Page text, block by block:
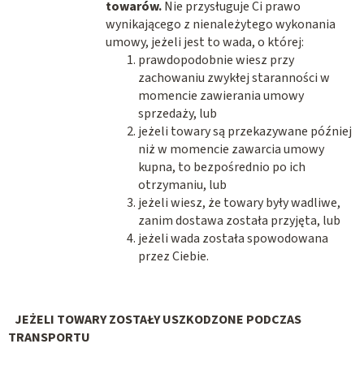
towarów.Nie przysługuje Ci prawo
wynikającego z nienależytego wykonania
umowy, jeżeli jest to wada, o której:
prawdopodobnie wiesz przy
zachowaniu zwykłej staranności w
momencie zawierania umowy
sprzedaży, lub
jeżeli towary są przekazywane później
niż w momencie zawarcia umowy
kupna, to bezpośrednio po ich
otrzymaniu, lub
jeżeli wiesz, że towary były wadliwe,
zanim dostawa została przyjęta, lub
jeżeli wada została spowodowana
przez Ciebie.
JEŻELI TOWARY ZOSTAŁY USZKODZONE PODCZAS
TRANSPORTU